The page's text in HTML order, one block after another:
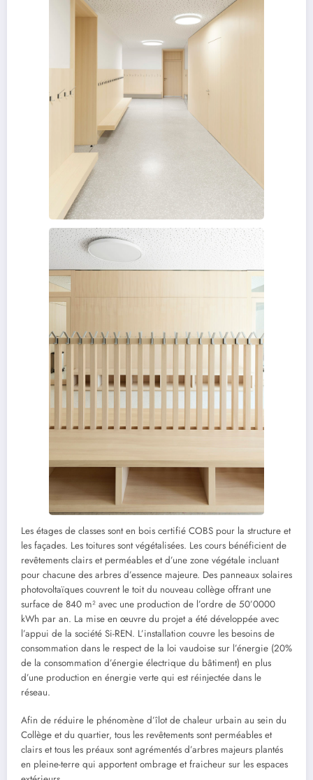
Les étages de classes sont en bois certifié COBS pour la structure et
les façades. Les toitures sont végétalisées. Les cours bénéficient de
revêtements clairs et perméables et d’une zone végétale incluant
pour chacune des arbres d’essence majeure. Des panneaux solaires
photovoltaïques couvrent le toit du nouveau collège offrant une
surface de 840 m² avec une production de l’ordre de 50’0000
kWh par an. La mise en œuvre du projet a été développée avec
l’appui de la société Si-REN. L’installation couvre les besoins de
consommation dans le respect de la loi vaudoise sur l’énergie (20%
de la consommation d’énergie électrique du bâtiment) en plus
d’une production en énergie verte qui est réinjectée dans le
réseau.
Afin de réduire le phénomène d’îlot de chaleur urbain au sein du
Collège et du quartier, tous les revêtements sont perméables et
clairs et tous les préaux sont agrémentés d’arbres majeurs plantés
en pleine-terre qui apportent ombrage et fraicheur sur les espaces